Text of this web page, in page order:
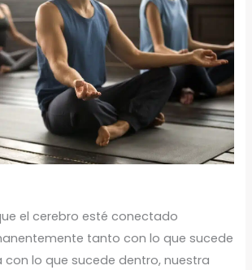
el cerebro esté conectado
tanto con lo que sucede
con lo que sucede dentro, nuestra